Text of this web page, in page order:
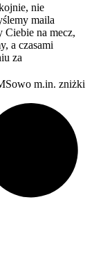
nie
maila
Ciebie na mecz,
a czasami
za
m.in. zniżki